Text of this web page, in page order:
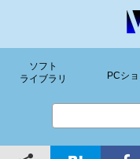
ソフト
ライブラリ
PCシ